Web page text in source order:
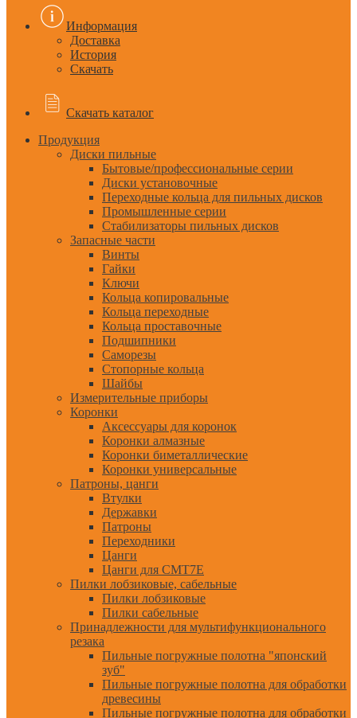
Информация
Доставка
История
Скачать
Скачать каталог
Продукция
Диски пильные
Бытовые/профессиональные серии
Диски установочные
Переходные кольца для пильных дисков
Промышленные серии
Стабилизаторы пильных дисков
Запасные части
Винты
Гайки
Ключи
Кольца копировальные
Кольца переходные
Кольца проставочные
Подшипники
Саморезы
Стопорные кольца
Шайбы
Измерительные приборы
Коронки
Аксессуары для коронок
Коронки алмазные
Коронки биметаллические
Коронки универсальные
Патроны, цанги
Втулки
Державки
Патроны
Переходники
Цанги
Цанги для CMT7E
Пилки лобзиковые, сабельные
Пилки лобзиковые
Пилки сабельные
Принадлежности для мультифункционального
резака
Пильные погружные полотна "японский
зуб"
Пильные погружные полотна для обработки
древесины
Пильные погружные полотна для обработки